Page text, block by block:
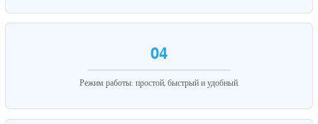
04
Режим работы: простой, быстрый и удобный.